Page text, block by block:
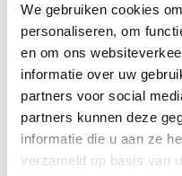
We gebruiken cookies
personaliseren, om
en om ons
informatie over uw
partners voor social
partners kunnen deze
informatie die u aan ze
verzameld op basis van
Alle Weekamp WK 6306
zijn voorzien van een
slotgat
Let Op!Dit is het enige slot
deuren past.
Bij het bestellen van een
niet van belang.